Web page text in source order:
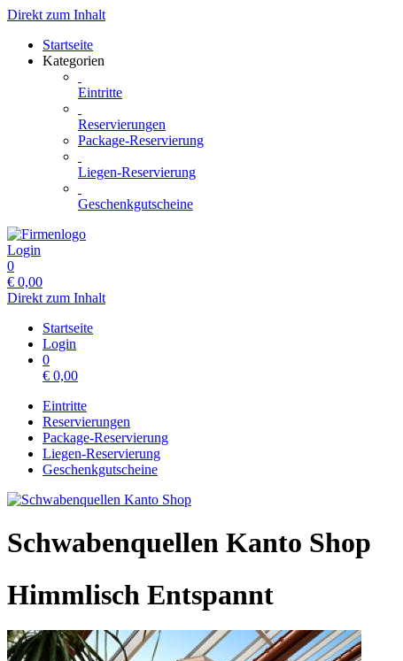
Direkt zum Inhalt
Startseite
Kategorien
Eintritte
Reservierungen
Package-Reservierung
Liegen-Reservierung
Geschenkgutscheine
Login
0
€ 0,00
Direkt zum Inhalt
Startseite
Login
0
€ 0,00
Eintritte
Reservierungen
Package-Reservierung
Liegen-Reservierung
Geschenkgutscheine
Schwabenquellen Kanto Shop
Himmlisch Entspannt